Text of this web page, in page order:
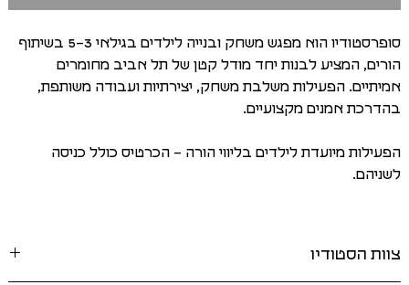
סופרסטודיו הוא מפגש משחק ובנייה לילדים בגילאי 3–5 בשיתוף
הורים, המציע לבנות יחד מודל קטן של תל אביב מחומרים
אמיתיים. הפעילות משלבת משחק, יצירתיות ועבודה משותפת,
בהדרכת אמנים מקצועיים.
הפעילות מיועדת לילדים בליווי הורה – הכרטיס כולל כניסה
לשניהם.
צוות הסטודיו